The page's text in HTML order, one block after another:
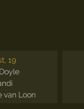
19
van Loon